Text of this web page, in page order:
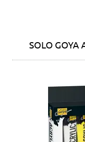
SOLO GOYA